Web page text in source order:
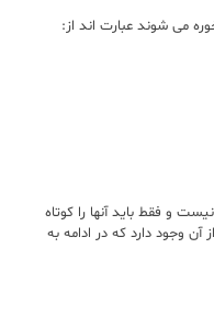
می شوند عبارت اند از:
و فقط باید آنها را کوتاه
آن وجود دارد که در ادامه به